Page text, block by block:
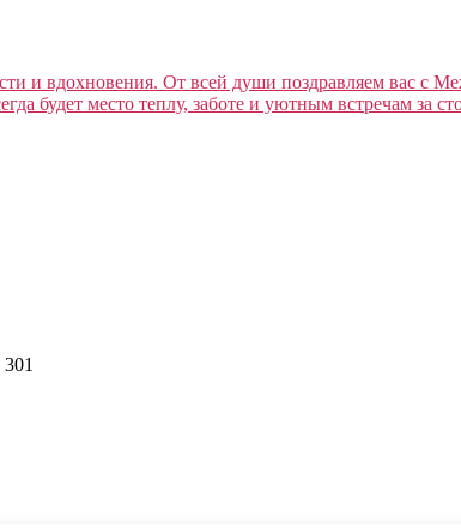
и вдохновения. От всей души поздравляем вас с
будет место теплу, заботе и уютным встречам за